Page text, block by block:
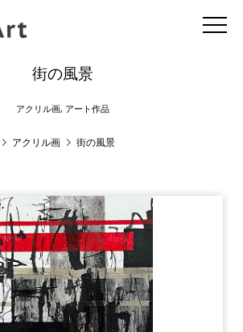
街の風景
アクリル画, アート作品
アクリル画 街の風景